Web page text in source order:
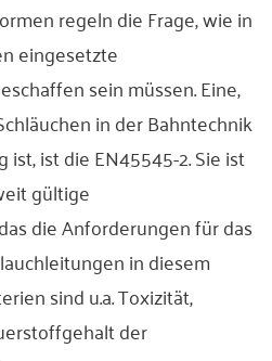
regeln die Frage, wie in
eingesetzte
sein müssen. Eine,
in der Bahntechnik
ist die EN45545-2. Sie ist
gültige
die Anforderungen für das
in diesem
sind u.a. Toxizität,
der